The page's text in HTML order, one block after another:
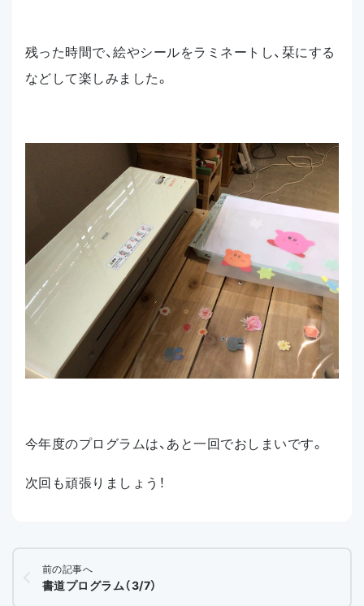
残った時間で、絵やシールをラミネートし、栞にする
などして楽しみました。
今年度のプログラムは、あと一回でおしまいです。
次回も頑張りましょう！
前の記事へ
書道プログラム（3/7）